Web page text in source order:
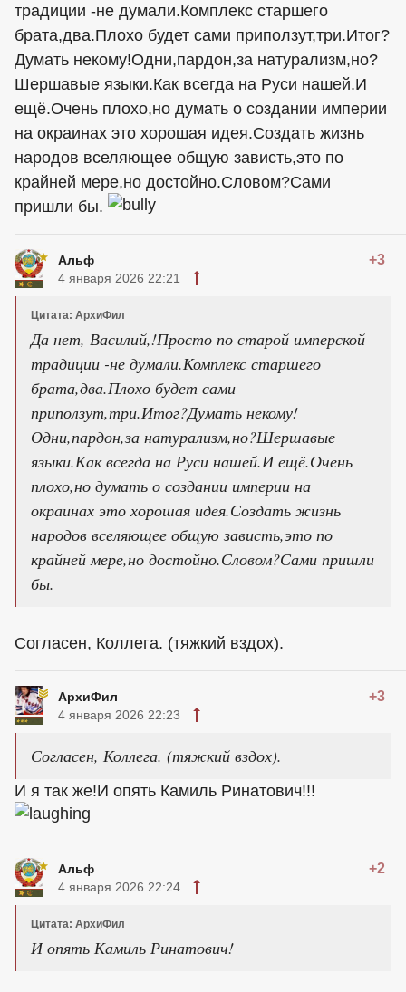
традиции -не думали.Комплекс старшего
брата,два.Плохо будет сами приползут,три.Итог?
Думать некому!Одни,пардон,за натурализм,но?
Шершавые языки.Как всегда на Руси нашей.И
ещё.Очень плохо,но думать о создании империи
на окраинах это хорошая идея.Создать жизнь
народов вселяющее общую зависть,это по
крайней мере,но достойно.Словом?Сами
пришли бы.
Альф +3
4 января 2026 22:21
Цитата: АрхиФил
Да нет, Василий,!Просто по старой имперской
традиции -не думали.Комплекс старшего
брата,два.Плохо будет сами
приползут,три.Итог?Думать некому!
Одни,пардон,за натурализм,но?Шершавые
языки.Как всегда на Руси нашей.И ещё.Очень
плохо,но думать о создании империи на
окраинах это хорошая идея.Создать жизнь
народов вселяющее общую зависть,это по
крайней мере,но достойно.Словом?Сами пришли
бы.
Согласен, Коллега. (тяжкий вздох).
АрхиФил +3
4 января 2026 22:23
Согласен, Коллега. (тяжкий вздох).
И я так же!И опять Камиль Ринатович!!!
Альф +2
4 января 2026 22:24
Цитата: АрхиФил
И опять Камиль Ринатович!